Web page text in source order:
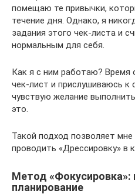
помещаю те привычки,
течение дня. Однако, я
задания этого чек-листа и
нормальным для себя.
Как я с ним работаю? Время
чек-лист и прислушиваюсь к
чувствую желание
это.
Такой подход позволяет
проводить «Дрессировку» в
Метод «Фокусировка»:
планирование